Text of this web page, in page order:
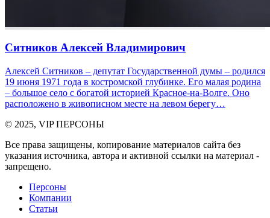
Ситников Алексей Владимирович
Алексей Ситников – депутат Государственной думы – родился
19 июня 1971 года в костромской глубинке. Его малая родина
– большое село с богатой историей Красное-на-Волге. Оно
расположено в живописном месте на левом берегу…
© 2025, VIP ПЕРСОНЫ
Все права защищены, копирование материалов сайта без
указания источника, автора и активной ссылки на материал -
запрещено.
Персоны
Компании
Статьи